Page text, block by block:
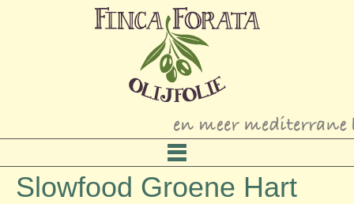
Slowfood Groene Hart